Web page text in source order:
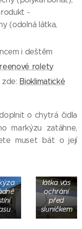
-
(odolná látka,
i deštěm
rolety
Bioklimatické
o chytrá čidla
markýzu zatáhne,
muset bát o její
látka vás
ochrání
před
sluníčkem